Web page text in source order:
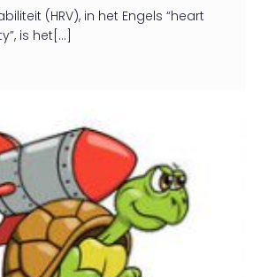
(HRV), in het Engels “heart
is het[…]